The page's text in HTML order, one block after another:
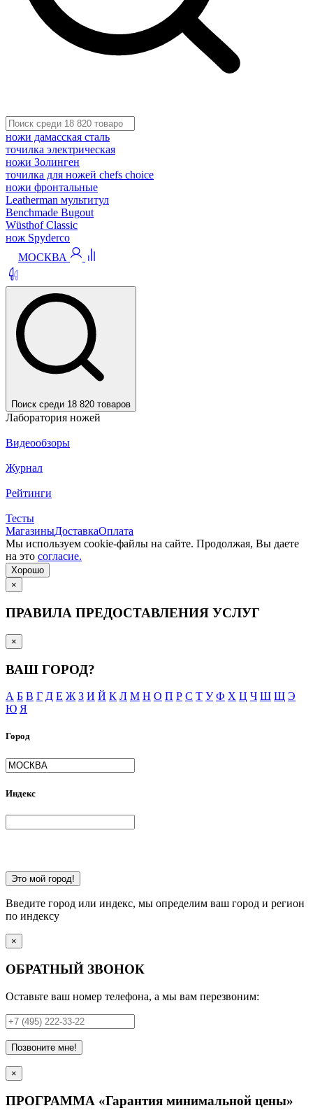
ножи дамасская сталь
точилка электрическая
ножи Золинген
точилка для ножей chefs choice
ножи фронтальные
Leatherman мультитул
Benchmade Bugout
Wüsthof Classic
нож Spyderco
МОСКВА
Поиск среди 18 820 товаров
Лаборатория ножей
Видеообзоры
Журнал
Рейтинги
Тесты
МагазиныДоставкаОплата
Мы используем cookie-файлы на сайте. Продолжая, Вы даете
на это согласие.
Хорошо
×
ПРАВИЛА ПРЕДОСТАВЛЕНИЯ УСЛУГ
×
ВАШ ГОРОД?
А Б В Г Д Е Ж З И Й К Л М Н О П Р С Т У Ф Х Ц Ч Ш Щ Э
Ю Я
Город
Индекс
Это мой город!
Введите город или индекс, мы определим ваш город и регион
по индексу
×
ОБРАТНЫЙ ЗВОНОК
Оставьте ваш номер телефона, а мы вам перезвоним:
Позвоните мне!
×
ПРОГРАММА «Гарантия минимальной цены»